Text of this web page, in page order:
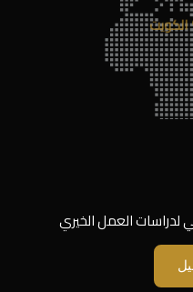
الكويت
لدراسات العمل الخيري